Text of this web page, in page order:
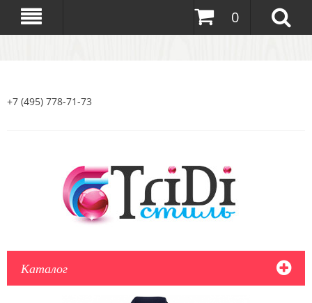
0
+7 (495) 778-71-73
Каталог